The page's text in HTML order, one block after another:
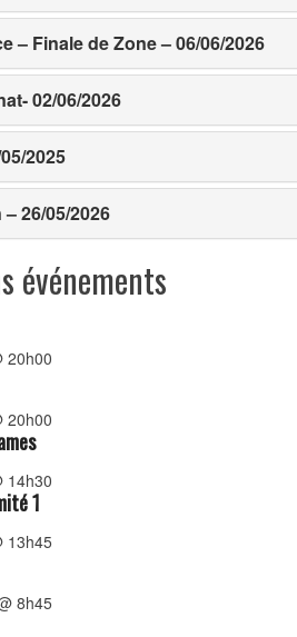
– Finale de Zone – 06/06/2026
02/06/2026
2025
26/05/2026
événements
20h00
20h00
14h30
1
13h45
8h45